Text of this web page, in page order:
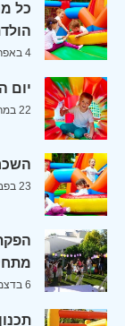
כל
4 באפריל 2017
יום
22 במרץ 2017
23 בפברואר 2017
6 בדצמבר 2016